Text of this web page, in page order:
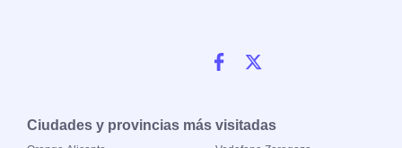
Ciudades y provincias más visitadas